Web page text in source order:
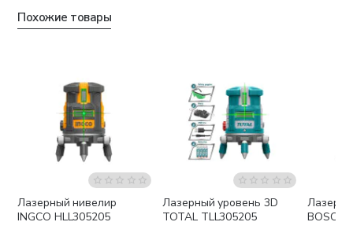
Похожие товары
Бесплатная доставка
Лазерный нивелир
INGCO HLL305205
Бесплатная доставка
Лазерный уровень 3D
TOTAL TLL305205
BOSCH